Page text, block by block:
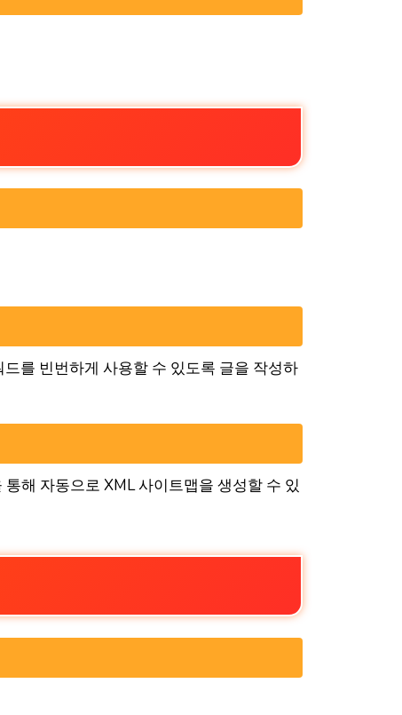
를 빈번하게 사용할 수 있도록 글을 작성하
해 자동으로 XML 사이트맵을 생성할 수 있